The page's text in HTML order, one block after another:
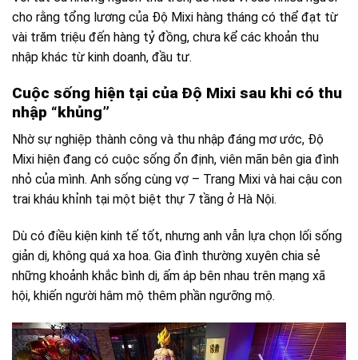
cho rằng tổng lương của Độ Mixi hàng tháng có thể đạt từ
vài trăm triệu đến hàng tỷ đồng, chưa kể các khoản thu
nhập khác từ kinh doanh, đầu tư.
Cuộc sống hiện tại của Độ Mixi sau khi có thu
nhập “khủng”
Nhờ sự nghiệp thành công và thu nhập đáng mơ ước, Độ
Mixi hiện đang có cuộc sống ổn định, viên mãn bên gia đình
nhỏ của mình. Anh sống cùng vợ – Trang Mixi và hai cậu con
trai kháu khỉnh tại một biệt thự 7 tầng ở Hà Nội.
Dù có điều kiện kinh tế tốt, nhưng anh vẫn lựa chọn lối sống
giản dị, không quá xa hoa. Gia đình thường xuyên chia sẻ
những khoảnh khắc bình dị, ấm áp bên nhau trên mạng xã
hội, khiến người hâm mộ thêm phần ngưỡng mộ.